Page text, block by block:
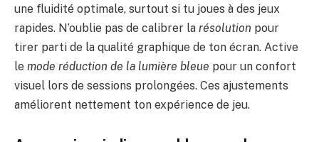
une fluidité optimale, surtout si tu joues à des jeux
rapides. N’oublie pas de calibrer la résolution pour
tirer parti de la qualité graphique de ton écran. Active
le mode réduction de la lumière bleue pour un confort
visuel lors de sessions prolongées. Ces ajustements
améliorent nettement ton expérience de jeu.